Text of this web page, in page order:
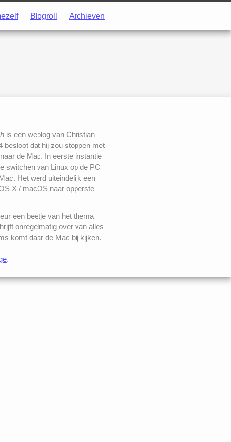
Blogroll Archieven
is een weblog van Christian
besloot dat hij zou stoppen met
de Mac. In eerste instantie
switchen van Linux op de PC
Het werd uiteindelijk een
X / macOS naar opperste
een beetje van het thema
onregelmatig over van alles
komt daar de Mac bij kijken.
.